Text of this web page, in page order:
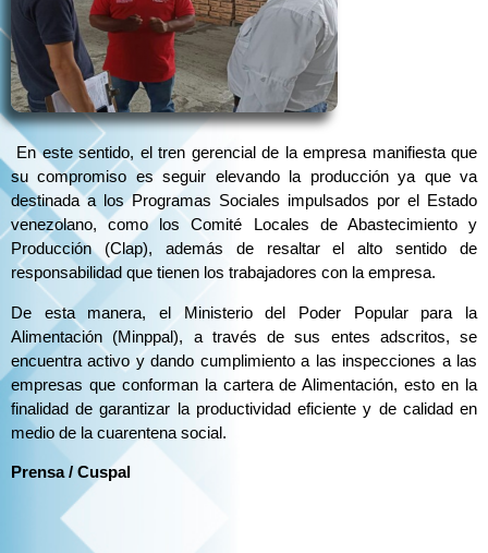
En este sentido, el tren gerencial de la empresa manifiesta que
su compromiso es seguir elevando la producción ya que va
destinada a los Programas Sociales impulsados por el Estado
venezolano, como los Comité Locales de Abastecimiento y
Producción (Clap), además de resaltar el alto sentido de
responsabilidad que tienen los trabajadores con la empresa.
De esta manera, el Ministerio del Poder Popular para la
Alimentación (Minppal), a través de sus entes adscritos, se
encuentra activo y dando cumplimiento a las inspecciones a las
empresas que conforman la cartera de Alimentación, esto en la
finalidad de garantizar la productividad eficiente y de calidad en
medio de la cuarentena social.
Prensa / Cuspal